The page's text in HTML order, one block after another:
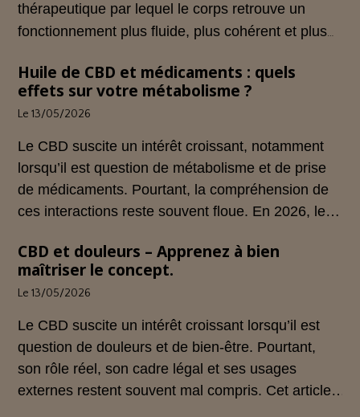
thérapeutique par lequel le corps retrouve un
fonctionnement plus fluide, plus cohérent et plus
Huile de CBD et médicaments : quels
effets sur votre métabolisme ?
Le 13/05/2026
Le CBD suscite un intérêt croissant, notamment
lorsqu’il est question de métabolisme et de prise
de médicaments. Pourtant, la compréhension de
ces interactions reste souvent floue. En 2026, le
seuls les usages externes du CBD sont autorisés.
Cet article propose une mise au point claire et
accessible pour comprendre comment le CBD
s’inscrit dans une démarche de prévention, sans
ingestion et sans allégations thérapeutiques.
CBD et douleurs – Apprenez à bien
maîtriser le concept.
Le 13/05/2026
Le CBD suscite un intérêt croissant lorsqu’il est
question de douleurs et de bien‑être. Pourtant,
son rôle réel, son cadre légal et ses usages
externes restent souvent mal compris. Cet article